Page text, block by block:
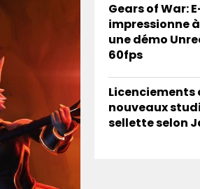
Gears of War:
impressionne
une démo
60fps
Licenciements
nouveaux
sellette selon